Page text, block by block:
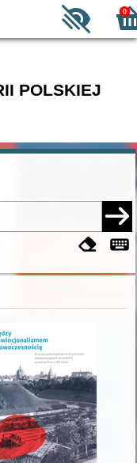
0
POLSKIEJ